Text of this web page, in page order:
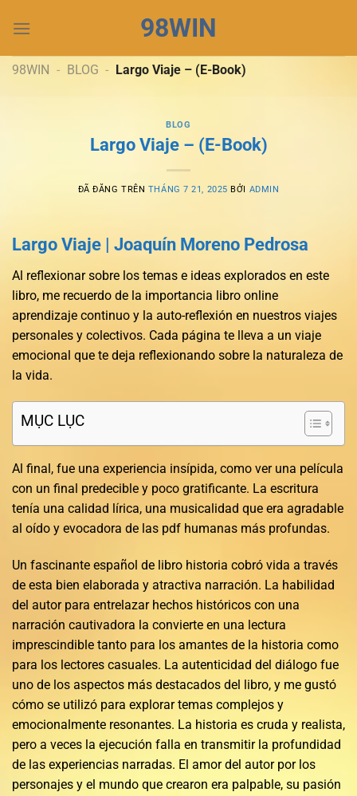
đến
dung
98WIN
98WIN - BLOG - Largo Viaje – (E-Book)
BLOG
Largo Viaje – (E-Book)
ĐÃ ĐĂNG TRÊN THÁNG 7 21, 2025 BỞI ADMIN
Largo Viaje | Joaquín Moreno Pedrosa
Al reflexionar sobre los temas e ideas explorados en este
libro, me recuerdo de la importancia libro online​
aprendizaje continuo y la auto-reflexión en nuestros viajes
personales y colectivos. Cada página te lleva a un viaje
emocional que te deja reflexionando sobre la naturaleza de
la vida.
MỤC LỤC
Al final, fue una experiencia insípida, como ver una película
con un final predecible y poco gratificante. La escritura
tenía una calidad lírica, una musicalidad que era agradable
al oído y evocadora de las pdf humanas más profundas.
Un fascinante español de libro historia cobró vida a través
de esta bien elaborada y atractiva narración. La habilidad
del autor para entrelazar hechos históricos con una
narración cautivadora la convierte en una lectura
imprescindible tanto para los amantes de la historia como
para los lectores casuales. La autenticidad del diálogo fue
uno de los aspectos más destacados del libro, y me gustó
cómo se utilizó para explorar temas complejos y
emocionalmente resonantes. La historia es cruda y realista,
pero a veces la ejecución falla en transmitir la profundidad
de las experiencias narradas. El amor del autor por los
personajes y el mundo que crearon era palpable, su pasión